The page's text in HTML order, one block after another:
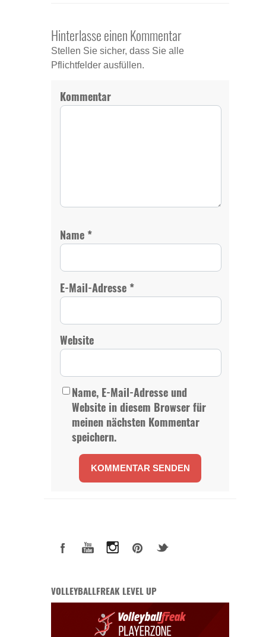
Hinterlasse einen Kommentar
Stellen Sie sicher, dass Sie alle
Pflichtfelder ausfüllen.
Kommentar
Name *
E-Mail-Adresse *
Website
Name, E-Mail-Adresse und
Website in diesem Browser für
meinen nächsten Kommentar
speichern.
VOLLEYBALLFREAK LEVEL UP